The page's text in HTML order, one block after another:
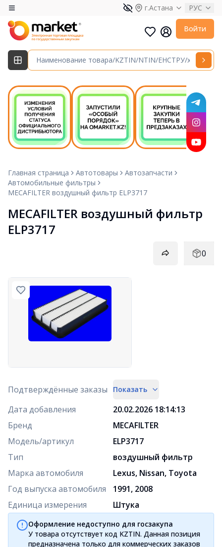
г.Астана РУС
Войти
Главная страница Автотовары
Автозапчасти
Автомобильные фильтры
MECAFILTER воздушный фильтр ELP3717
MECAFILTER воздушный фильтр
ELP3717
0
Подтверждённые заказы Показать
Дата добавления
20.02.2026 18:14:13
Бренд
MECAFILTER
Модель/артикул
ELP3717
Тип
воздушный фильтр
Марка автомобиля
Lexus, Nissan, Toyota
Год выпуска автомобиля
1991, 2008
Единица измерения
Штука
Оформление недоступно для госзакупа
У товара отсутствует код KZTIN. Данная позиция
предназначена только для коммерческих заказов